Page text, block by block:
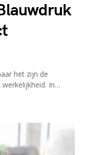
het zijn de
In…